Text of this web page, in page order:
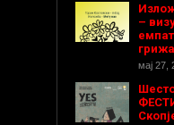
–
грижа
мај 27,